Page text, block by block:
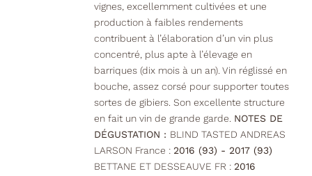
vignes, excellemment cultivées et une
production à faibles rendements
contribuent à l’élaboration d’un vin plus
concentré, plus apte à l’élevage en
barriques (dix mois à un an). Vin réglissé en
bouche, assez corsé pour supporter toutes
sortes de gibiers. Son excellente structure
en fait un vin de grande garde. NOTES DE
DÉGUSTATION : BLIND TASTED ANDREAS
LARSON France : 2016 (93) - 2017 (93)
BETTANE ET DESSEAUVE FR : 2016